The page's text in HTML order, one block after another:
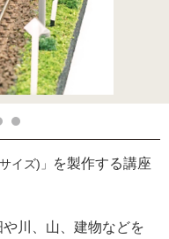
イズ)」
を製作する講座
川、山、建物などを